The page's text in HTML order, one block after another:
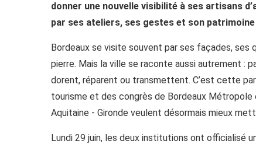
donner une nouvelle visibilité à ses artisans
par ses ateliers, ses gestes et son
Bordeaux se visite souvent par ses façades, ses
pierre. Mais la ville se raconte aussi autrement :
dorent, réparent ou transmettent. C’est cette
tourisme et des congrès de Bordeaux
Aquitaine - Gironde veulent désormais mieux
Lundi 29 juin, les deux institutions ont officialisé